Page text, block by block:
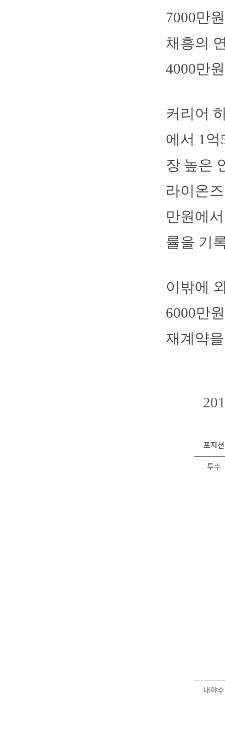
7000만
채흥의
4000만
커리어
에서 1억
장 높은
라이온
만원에
률을 기
이밖에
6000만
재계약